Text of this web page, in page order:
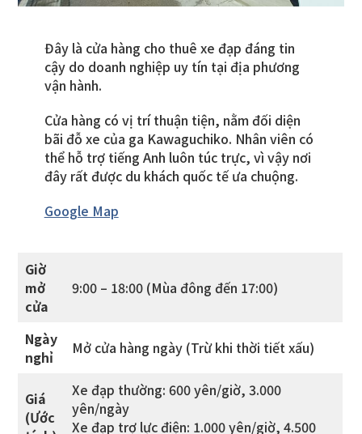
Đây là cửa hàng cho thuê xe đạp đáng tin
cậy do doanh nghiệp uy tín tại địa phương
vận hành.
Cửa hàng có vị trí thuận tiện, nằm đối diện
bãi đỗ xe của ga Kawaguchiko. Nhân viên có
thể hỗ trợ tiếng Anh luôn túc trực, vì vậy nơi
đây rất được du khách quốc tế ưa chuộng.
Google Map
Giờ
mở
cửa
9:00 – 18:00 (Mùa đông đến 17:00)
Ngày
nghỉ
Mở cửa hàng ngày (Trừ khi thời tiết xấu)
Giá
(Ước
Xe đạp thường: 600 yên/giờ, 3.000
yên/ngày
Xe đạp trợ lực điện: 1.000 yên/giờ, 4.500